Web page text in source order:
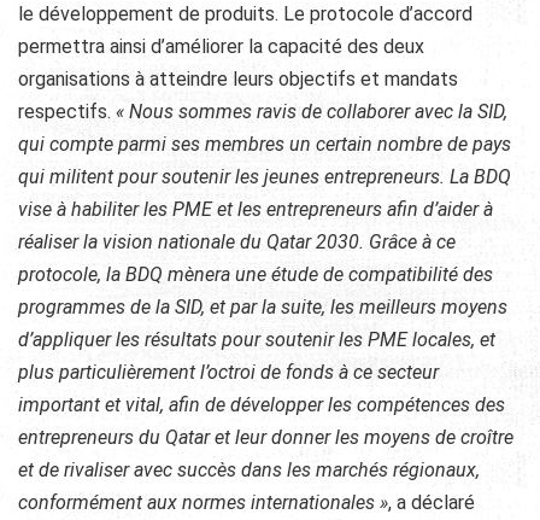
le développement de produits. Le protocole d’accord
permettra ainsi d’améliorer la capacité des deux
organisations à atteindre leurs objectifs et mandats
respectifs. « Nous sommes ravis de collaborer avec la SID,
qui compte parmi ses membres un certain nombre de pays
qui militent pour soutenir les jeunes entrepreneurs. La BDQ
vise à habiliter les PME et les entrepreneurs afin d’aider à
réaliser la vision nationale du Qatar 2030. Grâce à ce
protocole, la BDQ mènera une étude de compatibilité des
programmes de la SID, et par la suite, les meilleurs moyens
d’appliquer les résultats pour soutenir les PME locales, et
plus particulièrement l’octroi de fonds à ce secteur
important et vital, afin de développer les compétences des
entrepreneurs du Qatar et leur donner les moyens de croître
et de rivaliser avec succès dans les marchés régionaux,
conformément aux normes internationales », a déclaré